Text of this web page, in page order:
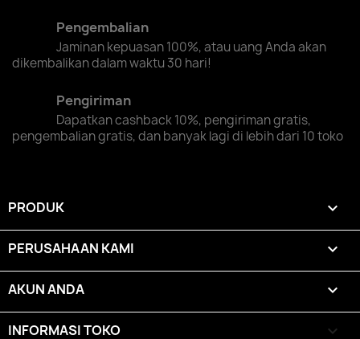
Pengembalian
Jaminan kepuasan 100%, atau uang Anda akan
dikembalikan dalam waktu 30 hari!
Pengiriman
Dapatkan cashback 10%, pengiriman gratis,
pengembalian gratis, dan banyak lagi di lebih dari 10 toko
PRODUK 
PERUSAHAAN KAMI 
AKUN ANDA 
INFORMASI TOKO keyboard_arrow_down